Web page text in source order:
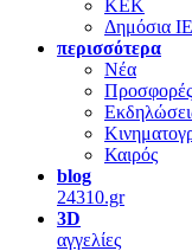
ΚΕΚ
Δημόσια
περισσότερα
Νέα
Προσφορές
Καιρός
blog
24310.gr
3D
αγγελίες